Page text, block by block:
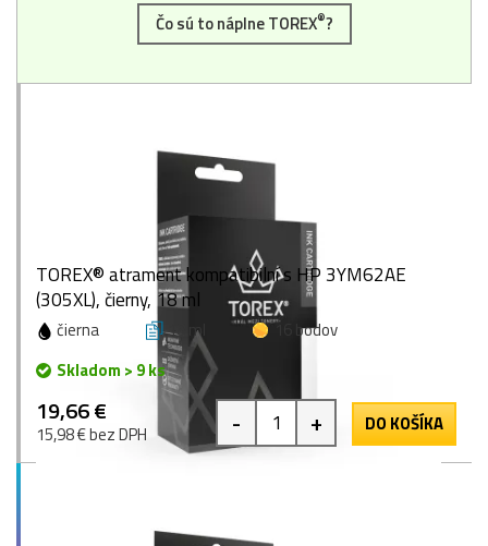
Čo sú to náplne TOREX®?
TOREX® atrament kompatibilní s HP 3YM62AE
(305XL), čierny, 18 ml
čierna 18 ml
16 bodov
Skladom > 9 ks
19,66 €
15,98 € bez DPH - + DO KOŠÍKA